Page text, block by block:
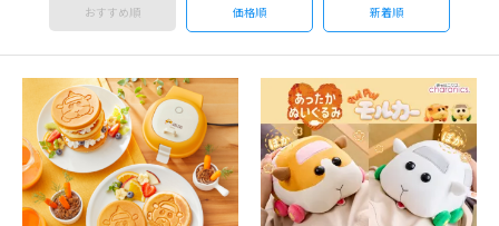
おすすめ順 価格順 新着順